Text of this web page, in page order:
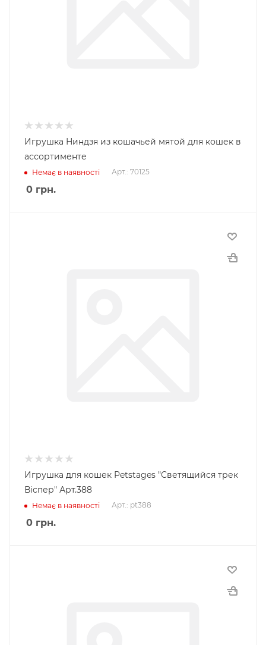
Игрушка Ниндзя из кошачьей мятой для кошек в
ассортименте
Немає в наявності Арт.: 70125
0 грн.
Игрушка для кошек Petstages "Светящийся трек
Віспер" Арт.388
Немає в наявності Арт.: pt388
0 грн.